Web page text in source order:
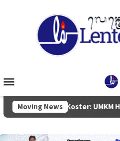
Mobile
Moving News
Koster: UMKM Harus Laku